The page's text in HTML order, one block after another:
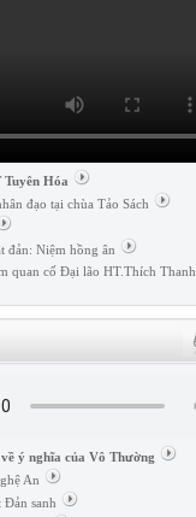
Tuyên Hóa
đạo tại chùa Tảo Sách
đản: Niệm hồng ân
quan cố Đại lão HT.Thích Thanh
ý nghĩa của Vô Thường
An
Đản sanh